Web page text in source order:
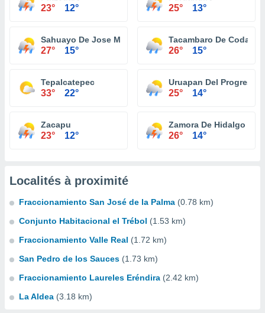
23° 12° 25° 13°
Sahuayo De Jose Maria Morelos
27° 15°
Tacambaro De Codallos
26° 15°
Tepalcatepec
33° 22°
Uruapan Del Progreso
25° 14°
Zacapu
23° 12°
Zamora De Hidalgo
26° 14°
Localités à proximité
Fraccionamiento San José de la Palma (0.78 km)
Conjunto Habitacional el Trébol (1.53 km)
Fraccionamiento Valle Real (1.72 km)
San Pedro de los Sauces (1.73 km)
Fraccionamiento Laureles Eréndira (2.42 km)
La Aldea (3.18 km)